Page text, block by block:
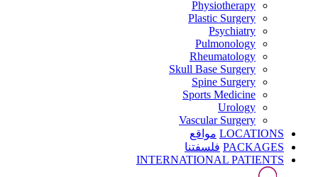
Physiotherapy
Plastic Surgery
Psychiatry
Pulmonology
Rheumatology
Skull Base Surgery
Spine Surgery
Sports Medicine
Urology
Vascular Surgery
LOCATIONS مواقع
PACKAGES فلسفتنا
INTERNATIONAL PATIENTS